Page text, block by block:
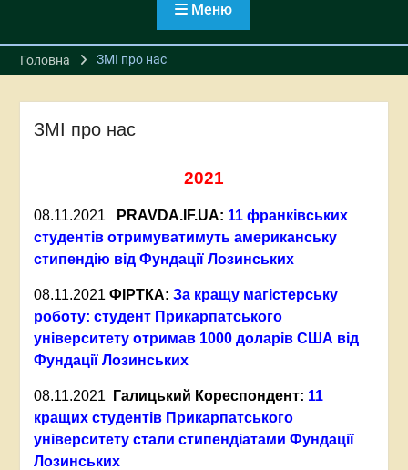
Меню
Головна ЗМІ про нас
ЗМІ про нас
2021
08.11.2021 PRAVDA.IF.UA: 11 франківських
студентів отримуватимуть американську
стипендію від Фундації Лозинських
08.11.2021 ФІРТКА: За кращу магістерську
роботу: студент Прикарпатського
університету отримав 1000 доларів США від
Фундації Лозинських
08.11.2021 Галицький Кореспондент: 11
кращих студентів Прикарпатського
університету стали стипендіатами Фундації
Лозинських